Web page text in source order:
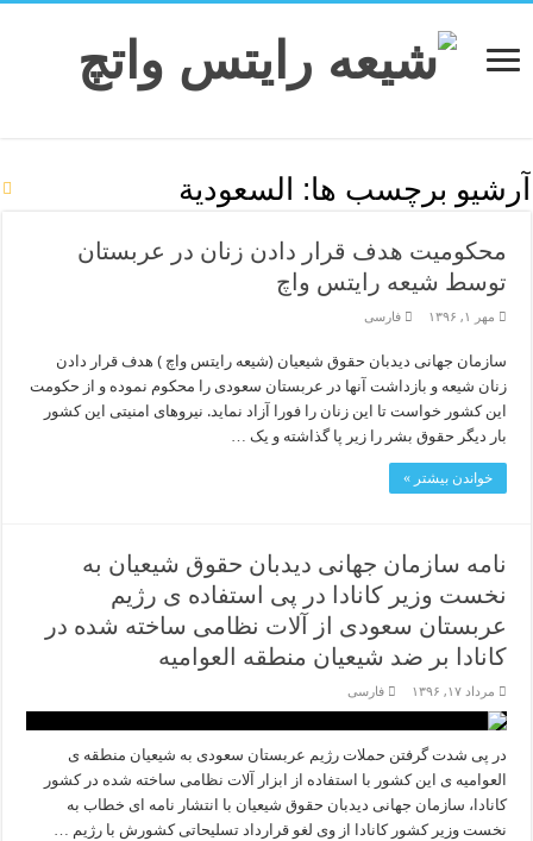
آرشیو برچسب ها: السعودية
محکومیت هدف قرار دادن زنان در عربستان
توسط شیعه رایتس واچ
مهر ۱, ۱۳۹۶ فارسی
سازمان جهانی دیدبان حقوق شیعیان (شیعه رایتس واچ ) هدف قرار دادن
زنان شیعه و بازداشت آنها در عربستان سعودی را محکوم نموده و از حکومت
این کشور خواست تا این زنان را فورا آزاد نماید. نیروهای امنیتی این کشور
بار دیگر حقوق بشر را زیر پا گذاشته و یک …
خواندن بیشتر »
نامه سازمان جهانی دیدبان حقوق شیعیان به
نخست وزیر کانادا در پی استفاده ی رژیم
عربستان سعودی از آلات نظامی ساخته شده در
کانادا بر ضد شیعیان منطقه العوامیه
مرداد ۱۷, ۱۳۹۶ فارسی
در پی شدت گرفتن حملات رژیم عربستان سعودی به شیعیان منطقه ی
العوامیه ی این کشور با استفاده از ابزار آلات نظامی ساخته شده در کشور
کانادا، سازمان جهانی دیدبان حقوق شیعیان با انتشار نامه ای خطاب به
نخست وزیر کشور کانادا از وی لغو قرارداد تسلیحاتی کشورش با رژیم …